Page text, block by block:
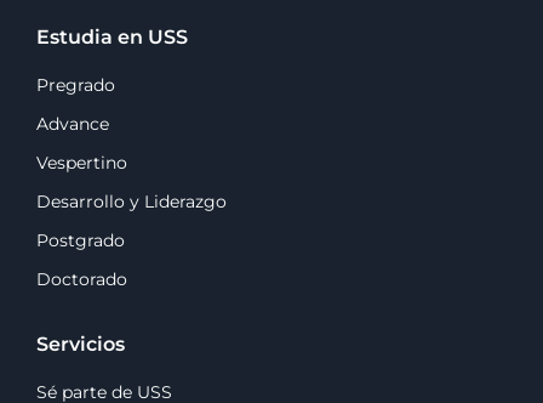
Estudia en USS
Pregrado
Advance
Vespertino
Desarrollo y Liderazgo
Postgrado
Doctorado
Servicios
Sé parte de USS